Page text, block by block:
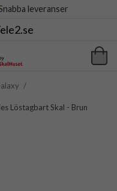
leveranser
/
Löstagbart Skal - Brun